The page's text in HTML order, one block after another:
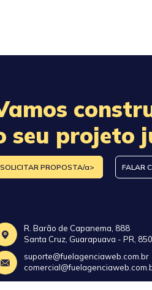
seu projeto
SOLICITAR PROPOSTA/a> FALAR
R. Barão de Capanema, 888
Santa Cruz, Guarapuava - PR,
suporte@fuelagenciaweb.com.br